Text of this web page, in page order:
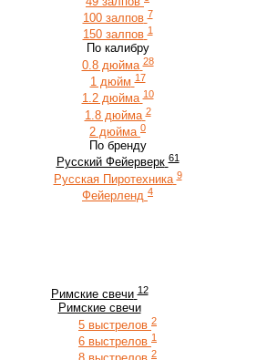
100 залпов 7
150 залпов 1
По калибру
0.8 дюйма 28
1 дюйм 17
1.2 дюйма 10
1.8 дюйма 2
2 дюйма 0
По бренду
Русский Фейерверк 61
Русская Пиротехника 9
Фейерленд 4
Римские свечи 12
Римские свечи
5 выстрелов 2
6 выстрелов 1
2